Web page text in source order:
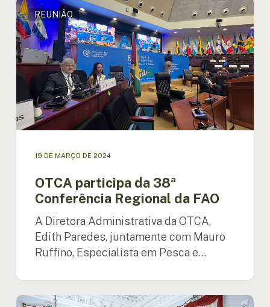
OTCA
participa
da
38ª
Conferência
Regional
da
REUNIÃO
19 DE MARÇO DE 2024
OTCA participa da 38ª
Conferência Regional da FAO
A Diretora Administrativa da OTCA,
Edith Paredes, juntamente com Mauro
Ruffino, Especialista em Pesca e…
Belém: